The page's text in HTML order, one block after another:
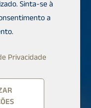
Sinta-se à
a
Privacidade